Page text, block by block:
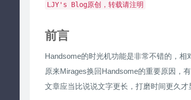
LJY's Blog原创，转载请注明
前言
Handsome的时光机功能是非常不错的，
原来Mirages换回Handsome的重要原因，
文章应当比说说文字更长，打磨时间更久才